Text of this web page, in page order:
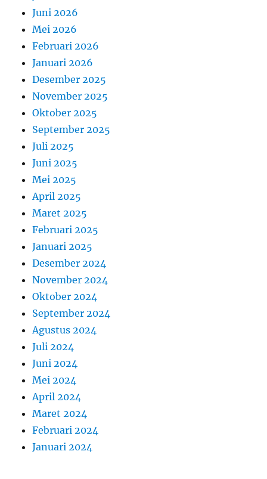
Juni 2026
Mei 2026
Februari 2026
Januari 2026
Desember 2025
November 2025
Oktober 2025
September 2025
Juli 2025
Juni 2025
Mei 2025
April 2025
Maret 2025
Februari 2025
Januari 2025
Desember 2024
November 2024
Oktober 2024
September 2024
Agustus 2024
Juli 2024
Juni 2024
Mei 2024
April 2024
Maret 2024
Februari 2024
Januari 2024